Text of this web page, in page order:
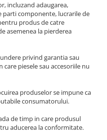
incluzand adaugarea,
parti componente, lucrarile de
produs de catre
asemenea la pierderea
privind garantia sau
piesele sau accesoriile nu
produselor se impune ca
consumatorului.
de timp in care produsul
aducerea la conformitate.